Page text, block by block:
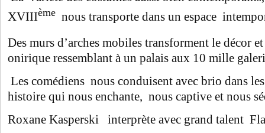
XVIIIème nous transporte dans un espace
Des murs d’arches mobiles transforment le décor
onirique ressemblant à un palais aux 10 mille
Les comédiens nous conduisent avec brio dans
histoire qui nous enchante, nous captive et nous
Roxane Kasperski interprète avec grand talent